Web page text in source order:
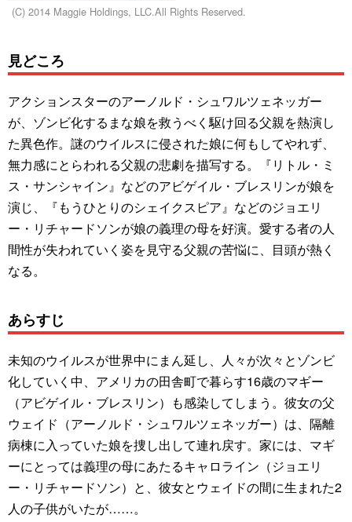
(C) 2014 Maggie Holdings, LLC.All Rights Reserved.
見どころ
アクションスターのアーノルド・シュワルツェネッガー
が、ゾンビ化するまな娘を救うべく駆け回る父親を熱演し
た異色作。謎のウイルスに侵された娘に何もしてやれず、
無力感にとらわれる父親の悲劇を描写する。『リトル・ミ
ス・サンシャイン』などのアビゲイル・ブレスリンが娘を
演じ、『もうひとりのシェイクスピア』などのジョエリ
ー・リチャードソンが娘の義理の母を好演。愛する者の人
間性が失われていく姿を見守る父親の苦悩に、目頭が熱く
なる。
あらすじ
未知のウイルスが世界中にまん延し、人々が次々とゾンビ
化していく中、アメリカの田舎町で暮らす16歳のマギー
（アビゲイル・ブレスリン）も感染してしまう。彼女の父
ウェイド（アーノルド・シュワルツェネッガー）は、隔離
病棟に入っていた娘を捜し出して連れ戻す。家には、マギ
ーにとっては義理の母にあたるキャロライン（ジョエリ
ー・リチャードソン）と、彼女とウェイドの間に生まれた2
人の子供がいたが……。